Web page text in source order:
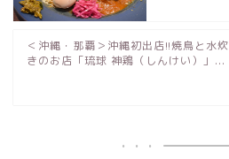
＜沖縄・那覇＞沖縄初出店!!焼鳥と水炊
きのお店「琉球 神鶏（しんけい）」...